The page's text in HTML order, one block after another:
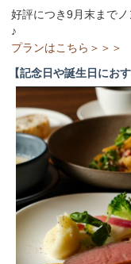
好評につき9月末まで
♪
プランはこちら＞＞＞
【記念日や誕生日にお